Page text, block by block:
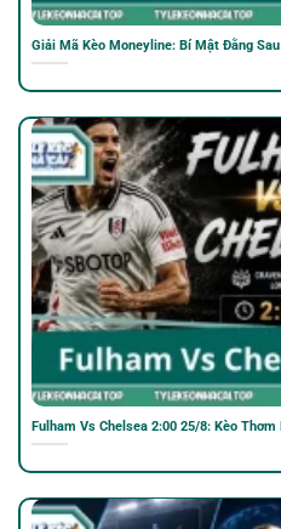
Giải Mã Kèo Moneyline: Bí Mật Đằng
Fulham Vs Chelsea 2:00 25/8: Kèo